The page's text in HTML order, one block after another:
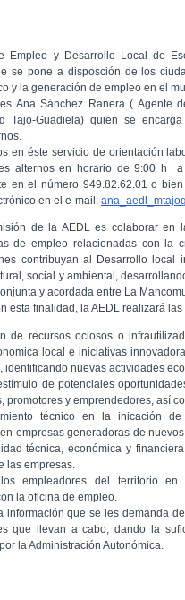
Empleo y Desarrollo Local de
se pone a disposción de los
y la generación de empleo en el
Ana Sánchez Ranera ( Agente
Tajo-Guadiela) quien se
en éste servicio de orientación
alternos en horario de 9:00 h a
en el número 949.82.62.01 o
en el e-mail:
de la AEDL es colaborar en
de empleo relacionadas con la
contribuyan al Desarrollo local
social y ambiental,
y acordada entre La
esta finalidad, la AEDL realizará
de recursos ociosos o
local e iniciativas
identificando nuevas actividades
de potenciales
promotores y emprendedores, así
técnico en la inicación
empresas generadoras de
técnica, económica y
las empresas.
empleadores del territorio en
la oficina de empleo.
información que se les demanda
que llevan a cabo, dando la
la Administración Autonómica.